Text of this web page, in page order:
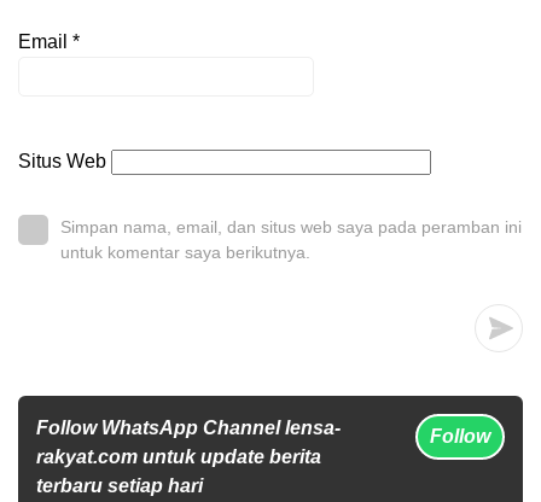
Email *
Situs Web
Simpan nama, email, dan situs web saya pada peramban ini
untuk komentar saya berikutnya.
Follow WhatsApp Channel lensa-
rakyat.com untuk update berita
terbaru setiap hari
Follow